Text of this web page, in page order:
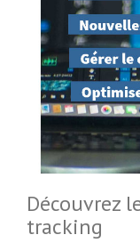
Découvrez
tracking